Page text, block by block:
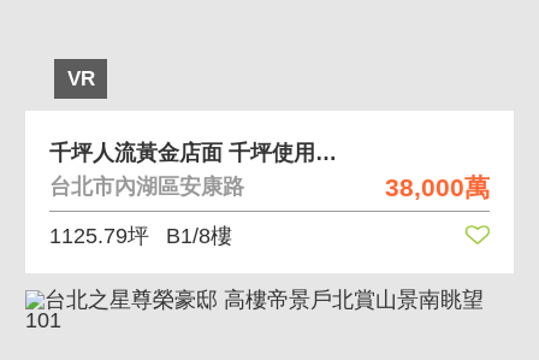
VR
38,000萬
千坪人流黃金店面 千坪使用空間、單獨出入口
台北市內湖區安康路
1125.79坪 B1/8樓